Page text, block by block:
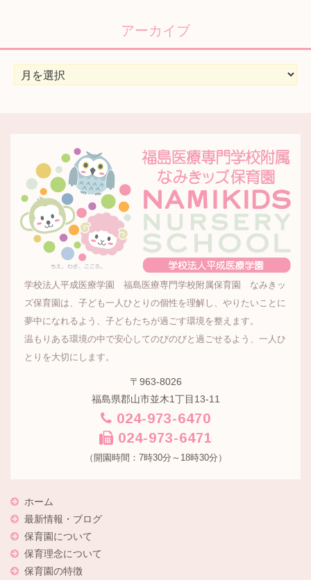
ー
アーカイブ
学校法人平成医療学園 福島医療専門学校附属保育園 なみきッ
ズ保育園は、子ども一人ひとりの個性を理解し、やりたいことに
夢中になれるよう、子どもたちが過ごす環境を整えます。
温もりある環境の中で安心してのびのびと過ごせるよう、一人ひ
とりを大切にします。
〒963-8026
福島県郡山市並木1丁目13-11
024-973-6470
024-973-6471
（開園時間：7時30分～18時30分）
ホーム
最新情報・ブログ
保育園について
保育理念について
保育園の特徴